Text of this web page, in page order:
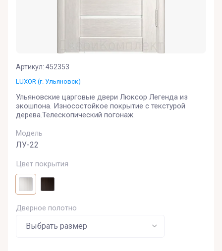
Артикул: 452353
LUXOR (г. Ульяновск)
Ульяновские царговые двери Люксор Легенда из
экошпона. Износостойкое покрытие с текстурой
дерева.Телескопический погонаж.
Модель
ЛУ-22
Цвет покрытия
Дверное полотно